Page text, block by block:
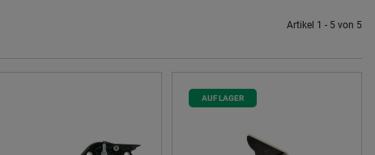
Artikel 1 - 5 von 5
AUF LAGER